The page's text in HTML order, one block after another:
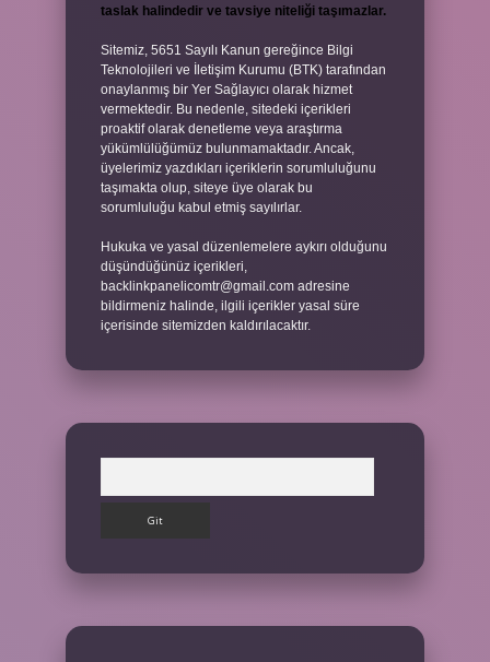
taslak halindedir ve tavsiye niteliği taşımazlar.
Sitemiz, 5651 Sayılı Kanun gereğince Bilgi
Teknolojileri ve İletişim Kurumu (BTK) tarafından
onaylanmış bir Yer Sağlayıcı olarak hizmet
vermektedir. Bu nedenle, sitedeki içerikleri
proaktif olarak denetleme veya araştırma
yükümlülüğümüz bulunmamaktadır. Ancak,
üyelerimiz yazdıkları içeriklerin sorumluluğunu
taşımakta olup, siteye üye olarak bu
sorumluluğu kabul etmiş sayılırlar.
Hukuka ve yasal düzenlemelere aykırı olduğunu
düşündüğünüz içerikleri,
backlinkpanelicomtr@gmail.com adresine
bildirmeniz halinde, ilgili içerikler yasal süre
içerisinde sitemizden kaldırılacaktır.